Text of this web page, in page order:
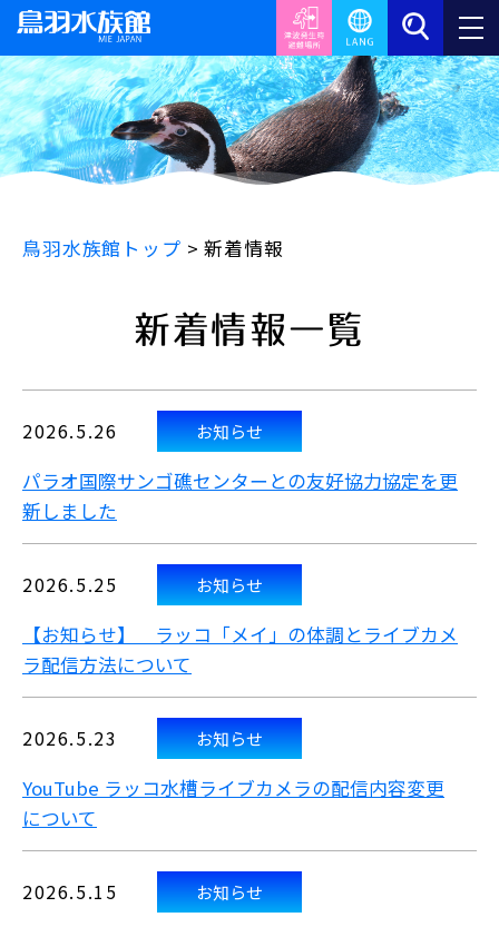
鳥羽水族館トップ >新着情報
新着情報一覧
2026.5.26 お知らせ
パラオ国際サンゴ礁センターとの友好協力協定を更
新しました
2026.5.25 お知らせ
【お知らせ】 ラッコ「メイ」の体調とライブカメ
ラ配信方法について
2026.5.23 お知らせ
YouTube ラッコ水槽ライブカメラの配信内容変更
について
2026.5.15 お知らせ